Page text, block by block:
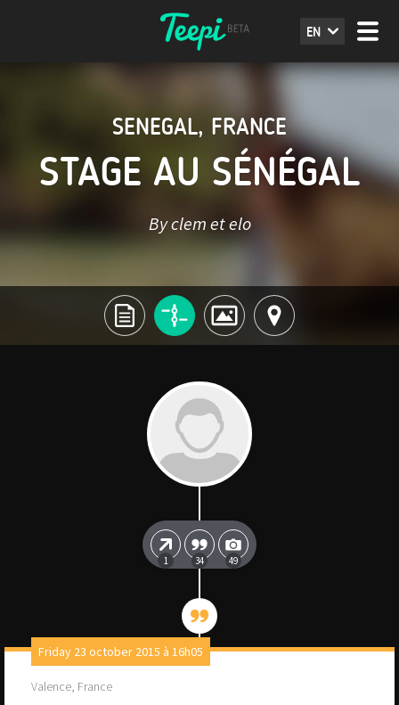
EN
SENEGAL, FRANCE
STAGE AU SÉNÉGAL
By clem et elo
1 34 49
Friday 23 october 2015 à 16h05
Valence, France